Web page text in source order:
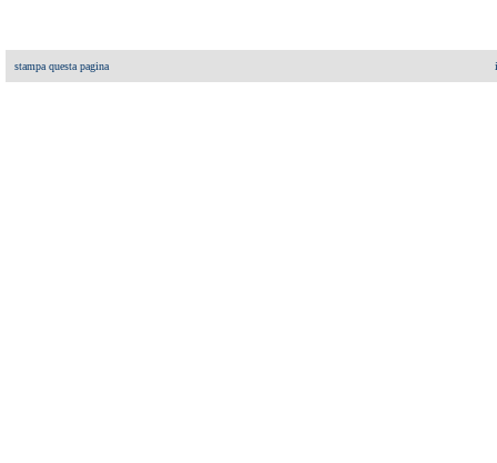
stampa questa pagina